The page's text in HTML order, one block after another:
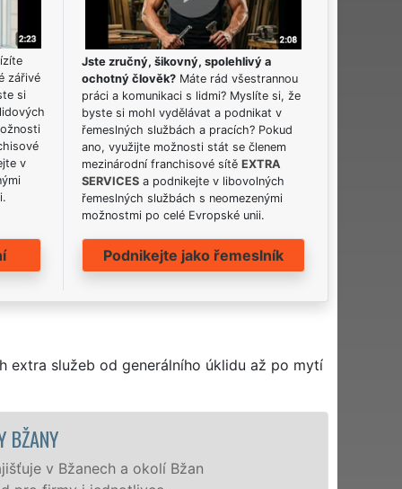
zářivé
si
v
Jste zručný, šikovný, spolehlivý a
ochotný člověk? Máte rád všestrannou
práci a komunikaci s lidmi? Myslíte si, že
byste si mohl vydělávat a podnikat v
řemeslných službách a pracích? Pokud
ano, využijte možnosti stát se členem
mezinárodní franchisové sítěEXTRA
SERVICES a podnikejte v libovolných
řemeslných službách s neomezenými
možnostmi po celé Evropské unii.
Podnikejte jako řemeslník
extra služeb od generálního úklidu až po mytí